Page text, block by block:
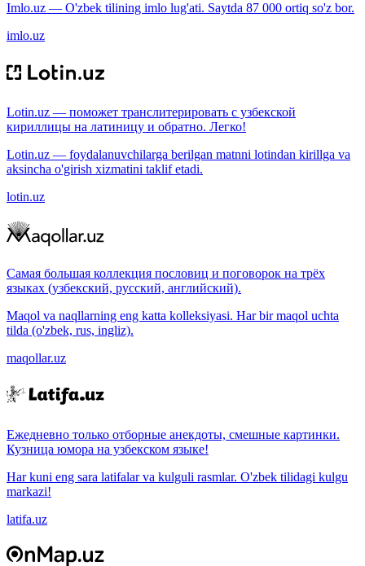
Imlo.uz — O'zbek tilining imlo lug'ati. Saytda 87 000 ortiq so'z bor.
imlo.uz
Lotin.uz — поможет транслитерировать с узбекской
кириллицы на латиницу и обратно. Легко!
Lotin.uz — foydalanuvchilarga berilgan matnni lotindan kirillga va
aksincha o'girish xizmatini taklif etadi.
lotin.uz
Самая большая коллекция пословиц и поговорок на трёх
языках (узбекский, русский, английский).
Maqol va naqllarning eng katta kolleksiyasi. Har bir maqol uchta
tilda (o'zbek, rus, ingliz).
maqollar.uz
Ежедневно только отборные анекдоты, смешные картинки.
Кузница юмора на узбекском языке!
Har kuni eng sara latifalar va kulguli rasmlar. O'zbek tilidagi kulgu
markazi!
latifa.uz